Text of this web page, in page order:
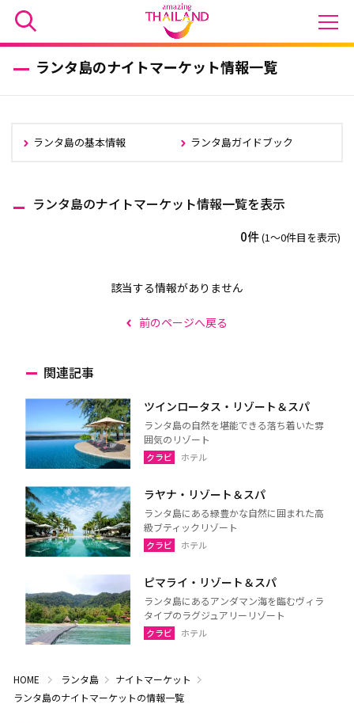
ランタ島のナイトマーケット情報一覧
ランタ島の基本情報 ランタ島ガイドブック
ランタ島のナイトマーケット情報一覧を表示
0件(1〜0件目を表示)
該当する情報がありません
前のページへ戻る
関連記事
ツインロータス・リゾート＆スパ
ランタ島の自然を堪能できる落ち着いた雰
囲気のリゾート
クラビ ホテル
ラヤナ・リゾート＆スパ
ランタ島にある緑豊かな自然に囲まれた高
級ブティックリゾート
クラビ ホテル
ピマライ・リゾート＆スパ
ランタ島にあるアンダマン海を臨むヴィラ
タイプのラグジュアリーリゾート
クラビ ホテル
HOME ランタ島
ナイトマーケット
ランタ島のナイトマーケットの情報一覧